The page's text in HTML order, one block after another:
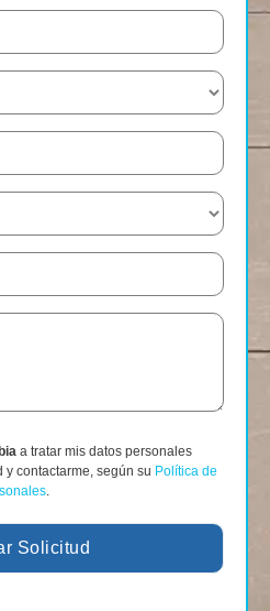
a tratar mis datos personales
contactarme, según su Política de
Solicitud